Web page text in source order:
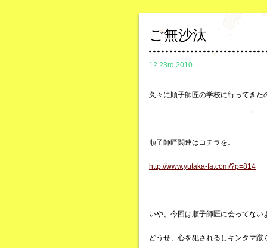
ご無沙汰
12.23rd,2010
久々に順子師匠の学校に行ってきた
順子師匠関連はコチラを。
http://www.yutaka-fa.com/?p=814
いや、今回は順子師匠に会ってない
どうせ、心を犯されるしキンタマ蹴